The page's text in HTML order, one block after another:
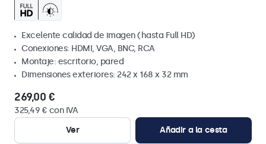
Excelente calidad de imagen (hasta Full HD)
Conexiones: HDMI, VGA, BNC, RCA
Montaje: escritorio, pared
Dimensiones exteriores: 242 x 168 x 32 mm
269,00 €
325,49 € con IVA
Ver
Añadir a la cesta